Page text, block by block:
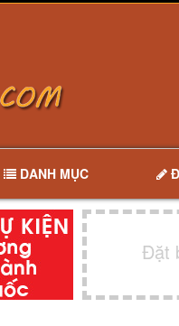
DANH MỤC
Đặt